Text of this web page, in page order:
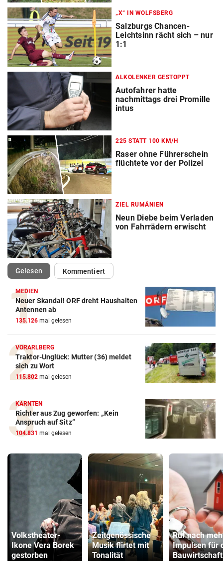
„X“ IN WOLFSBERG
Salzburgs Chancen-
Leichtsinn rächt sich – nur
1:1
ALKOLENKER GESTOPPT
Autofahrer hatte
nachmittags drei Promille
intus
225 STATT 100 KM/H
Raser ohne Führerschein
flüchtete vor der Polizei
ZIEL RUMÄNIEN
Neun Diebe beim Verladen
von Fahrrädern erwischt
Gelesen(ausgewählt)Kommentiert
MEDIEN
Neuer Skandal! ORF dreht Haushalten
Antennen ab
135.126 mal gelesen
VORARLBERG
Traktor-Unglück: Mutter (36) meldet
sich zu Wort
115.802 mal gelesen
KÄRNTEN
Richter aus Zug geworfen: „Kein
Anspruch auf Sitz“
104.831 mal gelesen
Volkstheater-
Ikone Vera Borek
gestorben
Zeitgenössische
Musik flirtet mit
Tonalität
Ruf nach
Impulsen für
Bauwirtschaft